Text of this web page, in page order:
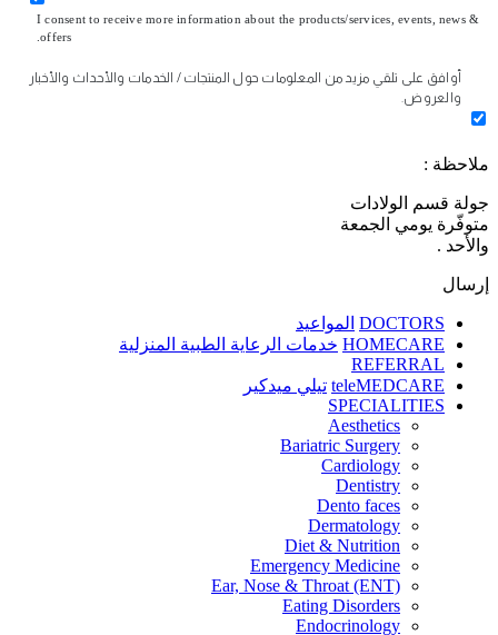
I consent to receive more information about the products/services, events, news &
offers.
أوافق على تلقي مزيد من المعلومات حول المنتجات / الخدمات والأحداث والأخبار
والعروض.
ملاحظة :
جولة قسم الولادات
متوفّرة يومي الجمعة
والأحد .
إرسال
DOCTORS المواعيد
HOMECARE خدمات الرعاية الطبية المنزلية
REFERRAL
teleMEDCARE تيلي ميدكير
SPECIALITIES
Aesthetics
Bariatric Surgery
Cardiology
Dentistry
Dento faces
Dermatology
Diet & Nutrition
Emergency Medicine
Ear, Nose & Throat (ENT)
Eating Disorders
Endocrinology